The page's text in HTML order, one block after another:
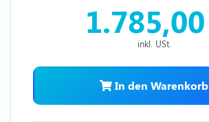
1.785,00
inkl. USt.
In den Warenkorb